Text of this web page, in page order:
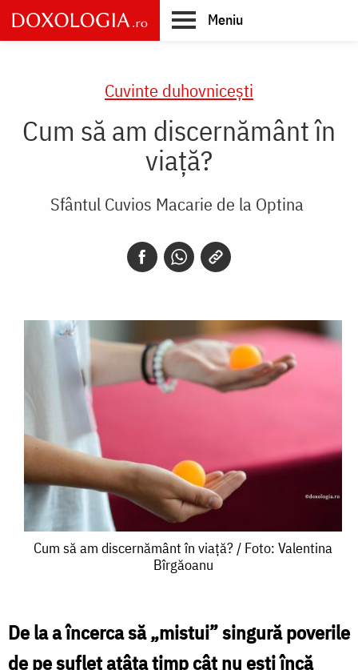
Skip
to
main
Meniu
Cuvinte duhovnicești
Cum să am discernământ în
viață?
Sfântul Cuvios Macarie de la Optina
Cum
discernământ
în
Cum să am discernământ în viață? / Foto: Valentina
Bîrgăoanu
De la a încerca să „mistui” singură poverile
de pe suflet atâta timp cât nu ești încă